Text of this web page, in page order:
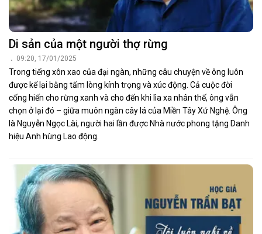
Di sản của một người thợ rừng
09:20, 17/01/2025
Trong tiếng xôn xao của đại ngàn, những câu chuyện về ông luôn
được kể lại bằng tấm lòng kính trọng và xúc động. Cả cuộc đời
cống hiến cho rừng xanh và cho đến khi lìa xa nhân thế, ông vẫn
chọn ở lại đó – giữa muôn ngàn cây lá của Miền Tây Xứ Nghệ. Ông
là Nguyễn Ngọc Lài, người hai lần được Nhà nước phong tặng Danh
hiệu Anh hùng Lao động.